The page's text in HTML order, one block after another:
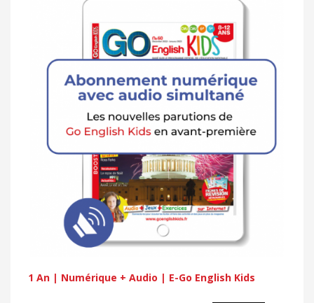
1 An | Numérique + Audio | E-Go English Kids